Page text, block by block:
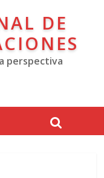
DE
perspectiva